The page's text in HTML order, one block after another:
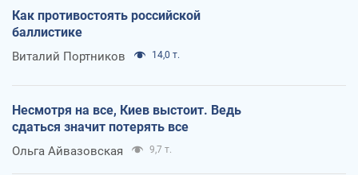
Как противостоять российской
баллистике
Виталий Портников 14,0 т.
Несмотря на все, Киев выстоит. Ведь
сдаться значит потерять все
Ольга Айвазовская 9,7 т.